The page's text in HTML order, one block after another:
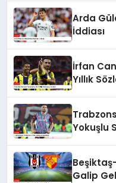
Arda
İddiası
İrfan
Yıllık
Yokuşlu
Galip